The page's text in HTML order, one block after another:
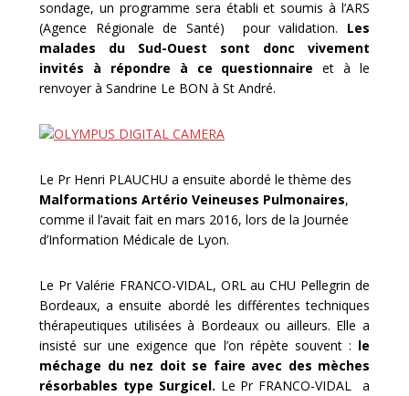
sondage, un programme sera établi et soumis à l’ARS
(Agence Régionale de Santé) pour validation. Les
malades du Sud-Ouest sont donc vivement
invités à répondre à ce questionnaire et à le
renvoyer à Sandrine Le BON à St André.
Le Pr Henri PLAUCHU a ensuite abordé le thème des
Malformations Artério Veineuses Pulmonaires,
comme il l’avait fait en mars 2016, lors de la Journée
d’Information Médicale de Lyon.
Le Pr Valérie FRANCO-VIDAL, ORL au CHU Pellegrin de
Bordeaux, a ensuite abordé les différentes techniques
thérapeutiques utilisées à Bordeaux ou ailleurs. Elle a
insisté sur une exigence que l’on répète souvent : le
méchage du nez doit se faire avec des mèches
résorbables type Surgicel. Le Pr FRANCO-VIDAL a